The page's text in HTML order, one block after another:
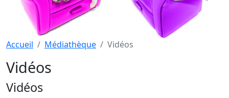
Accueil Médiathèque Vidéos
Vidéos
Vidéos